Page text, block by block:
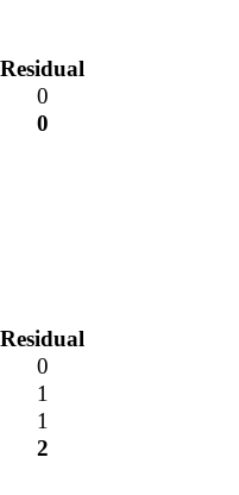
Residual
0
0
Residual
0
1
1
2